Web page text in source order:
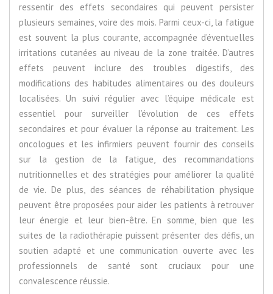
ressentir des effets secondaires qui peuvent persister
plusieurs semaines, voire des mois. Parmi ceux-ci, la fatigue
est souvent la plus courante, accompagnée d’éventuelles
irritations cutanées au niveau de la zone traitée. D’autres
effets peuvent inclure des troubles digestifs, des
modifications des habitudes alimentaires ou des douleurs
localisées. Un suivi régulier avec l’équipe médicale est
essentiel pour surveiller l’évolution de ces effets
secondaires et pour évaluer la réponse au traitement. Les
oncologues et les infirmiers peuvent fournir des conseils
sur la gestion de la fatigue, des recommandations
nutritionnelles et des stratégies pour améliorer la qualité
de vie. De plus, des séances de réhabilitation physique
peuvent être proposées pour aider les patients à retrouver
leur énergie et leur bien-être. En somme, bien que les
suites de la radiothérapie puissent présenter des défis, un
soutien adapté et une communication ouverte avec les
professionnels de santé sont cruciaux pour une
convalescence réussie.